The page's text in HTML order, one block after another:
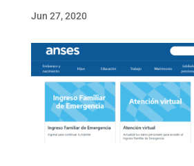
Jun 27, 2020